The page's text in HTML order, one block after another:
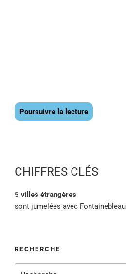
Poursuivre la lecture
CHIFFRES CLÉS
5 villes étrangères
sont jumelées avec Fontainebleau
RECHERCHE